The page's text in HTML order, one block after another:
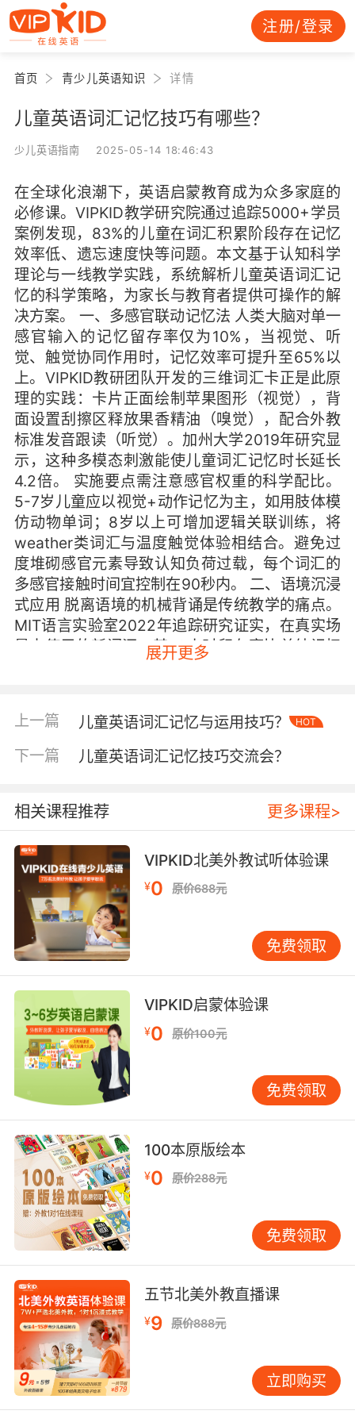
注册/登录
首页 青少儿英语知识 详情
儿童英语词汇记忆技巧有哪些？
少儿英语指南 2025-05-14 18:46:43
在全球化浪潮下，英语启蒙教育成为众多家庭的
必修课。VIPKID教学研究院通过追踪5000+学员
案例发现，83%的儿童在词汇积累阶段存在记忆
效率低、遗忘速度快等问题。本文基于认知科学
理论与一线教学实践，系统解析儿童英语词汇记
忆的科学策略，为家长与教育者提供可操作的解
决方案。 一、多感官联动记忆法 人类大脑对单一
感官输入的记忆留存率仅为10%，当视觉、听
觉、触觉协同作用时，记忆效率可提升至65%以
上。VIPKID教研团队开发的三维词汇卡正是此原
理的实践：卡片正面绘制苹果图形（视觉），背
面设置刮擦区释放果香精油（嗅觉），配合外教
标准发音跟读（听觉）。加州大学2019年研究显
示，这种多模态刺激能使儿童词汇记忆时长延长
4.2倍。 实施要点需注意感官权重的科学配比。
5-7岁儿童应以视觉+动作记忆为主，如用肢体模
仿动物单词；8岁以上可增加逻辑关联训练，将
weather类词汇与温度触觉体验相结合。避免过
度堆砌感官元素导致认知负荷过载，每个词汇的
多感官接触时间宜控制在90秒内。 二、语境沉浸
式应用 脱离语境的机械背诵是传统教学的痛点。
MIT语言实验室2022年追踪研究证实，在真实场
景中使用的新词汇，其72小时留存率比单纯记忆
高3.8倍。VIPKID独创的生活剧场模式，将超市
孩子在订购pizza时自然习得mushroom、extra
cheese等配套词汇。 构建语境需把握可理解性输
入原则。4-6岁儿童适合3-5个新词/场景的密
度，通过实物操作强化记忆；7-10岁可引入图文
等分类词汇。关键要让语言输出成为需求驱动的
自然行为，而非任务压力下的被动应答。 三、趣
味互动策略 斯坦福大学教育学院实验表明，游戏
化学习能使词汇记忆效率提升217%。VIPKID研
发的单词寻宝图将传统闪卡改造成探险游戏，孩
子需根据音频线索在虚拟地图中找到hidden
treasures，过程中自然掌握方位词与物品名称的
英语表达。 设计互动需遵循即时反馈机制。当儿
童正确拼出caterpillar时，系统立即播放逼真的
蚕食桑叶音效；错误尝试则触发3D动画演示拼写
过程。家长辅助时可采用词汇接龙2.0，允许用肢
体动作替代说不出的单词，保持游戏的正向激励
性。 四、认知规律适配方案 神经语言学家Laufer
指出，儿童词汇发展遵循音-形-义渐进路径。
VIPKID分阶课程体系将3-6岁定为韵律敏感期，
重点通过Wee Sing童谣培养音素意识；7-12岁进
入语义网络期，采用思维导图串联动物、颜色等
主题词汇群。 家庭实践中要特别注意艾宾浩斯遗
忘曲线的应用。新词学习后第2天需进行情景复
现，第7天实施主题拓展，第30天开展跨场景应
用。建议建立词汇能量站，用乐高积木搭建单词
模型，既满足空间智能发展需求，又实现长效记
忆加固。 总结而言，儿童英语词汇记忆应跳脱传
统填鸭模式，转向科学输入-趣味加工-场景输出
的完整闭环。VIPKID教学数据表明，采用多感官
联动策略的学员，三个月词汇量平均提升230%
且衰减率低于15%。未来教育者可探索脑机接口
技术在词汇闪存中的应用，同时加强跨文化语境
下的认知迁移研究，让语言学习真正成为思维成
长的催化剂。
展开更多
上一篇 儿童英语词汇记忆与运用技巧？ HOT
下一篇 儿童英语词汇记忆技巧交流会？
相关课程推荐 更多课程>
VIPKID北美外教试听体验课
¥0 原价688元
免费领取
VIPKID启蒙体验课
¥0 原价100元
免费领取
100本原版绘本
¥0 原价288元
免费领取
五节北美外教直播课
¥9 原价888元
立即购买